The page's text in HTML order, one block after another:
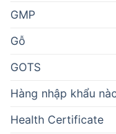
GMP
Gỗ
GOTS
Hàng nhập khẩu
Health Certificate